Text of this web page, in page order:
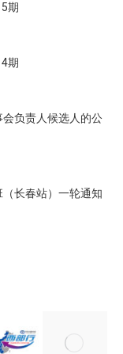
期
期
负责人候选人的公
长春站）一轮通知